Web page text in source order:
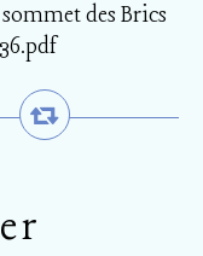
des Brics